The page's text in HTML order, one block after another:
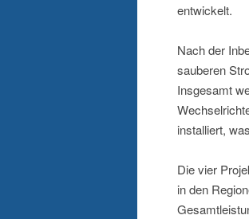
entwickelt.
Nach der
sauberen
Insgesamt
installiert,
Die vier
in den